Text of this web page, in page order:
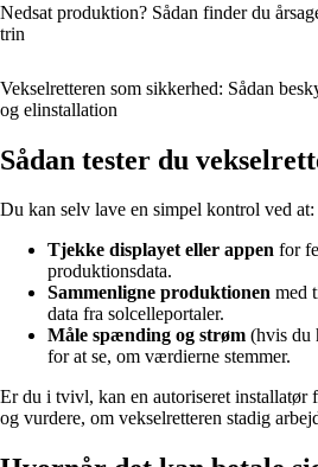
Nedsat produktion? Sådan finder du
trin
Vekselretteren som sikkerhed: Sådan
og elinstallation
Sådan tester du
Du kan selv lave en simpel kontrol ved at:
Tjekke displayet eller appen for
produktionsdata.
Sammenligne produktionen med
data fra solcelleportaler.
Måle spænding og strøm (hvis du
for at se, om værdierne stemmer.
Er du i tvivl, kan en autoriseret installatør
og vurdere, om vekselretteren stadig